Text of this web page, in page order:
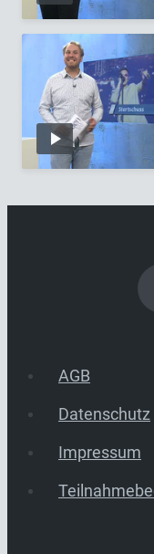
AGB
Datenschutz
Impressum